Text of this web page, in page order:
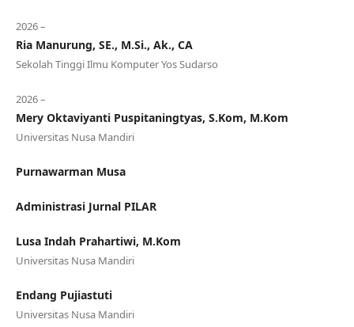
2026 –
Ria Manurung, SE., M.Si., Ak., CA
Sekolah Tinggi Ilmu Komputer Yos Sudarso
2026 –
Mery Oktaviyanti Puspitaningtyas, S.Kom, M.Kom
Universitas Nusa Mandiri
Purnawarman Musa
Administrasi Jurnal PILAR
Lusa Indah Prahartiwi, M.Kom
Universitas Nusa Mandiri
Endang Pujiastuti
Universitas Nusa Mandiri